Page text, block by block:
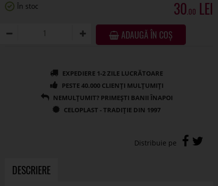
În stoc
30.00
ADAUGĂ ÎN COȘ
DESCRIERE